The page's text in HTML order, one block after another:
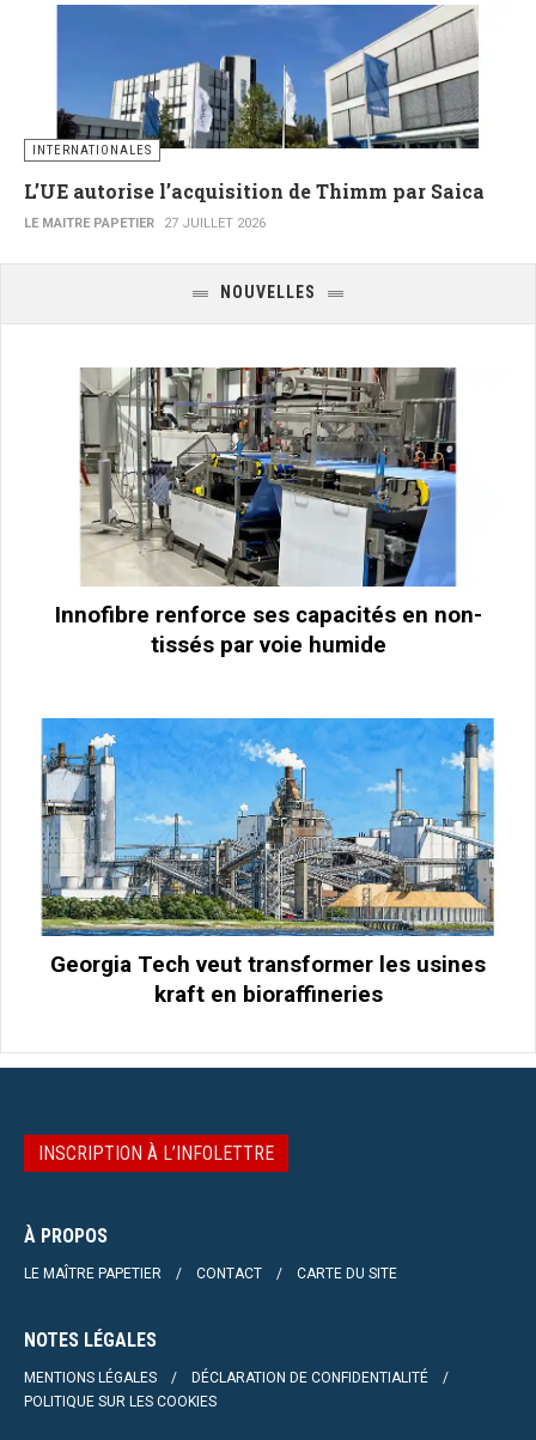
INTERNATIONALES
L’UE autorise l’acquisition de Thimm par Saica
LE MAITRE PAPETIER 27 JUILLET 2026
NOUVELLES
Innofibre renforce ses capacités en non-
tissés par voie humide
Georgia Tech veut transformer les usines
kraft en bioraffineries
INSCRIPTION À L’INFOLETTRE
À PROPOS
LE MAÎTRE PAPETIER CONTACT CARTE DU SITE
NOTES LÉGALES
MENTIONS LÉGALES
DÉCLARATION DE CONFIDENTIALITÉ
POLITIQUE SUR LES COOKIES